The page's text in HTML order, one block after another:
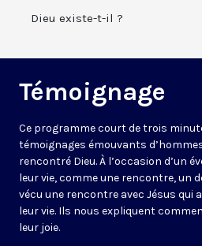
Dieu existe-t-il ?
Témoignage
Ce programme court de trois
témoignages émouvants
rencontré Dieu. À l’occasion d’un
leur vie, comme une rencontre, un
vécu une rencontre avec Jésus
leur vie. Ils nous expliquent
leur joie.